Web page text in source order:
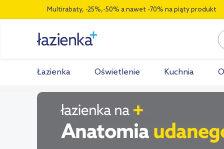
Multirabaty, -25%,-50% a nawet -70% na piąty produkt
Łazienka Oświetlenie Kuchnia